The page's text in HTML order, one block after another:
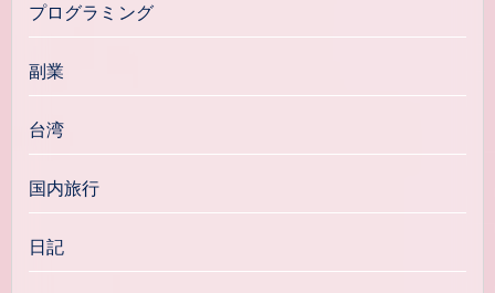
プログラミング
副業
台湾
国内旅行
日記